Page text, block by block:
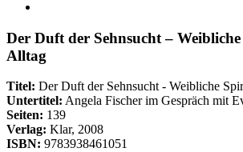
Der Duft der Sehnsucht –
Alltag
Titel: Der Duft der Sehnsucht - Weibliche
Untertitel: Angela Fischer im Gespräch mit
Seiten: 139
Verlag: Klar, 2008
ISBN: 9783938461051